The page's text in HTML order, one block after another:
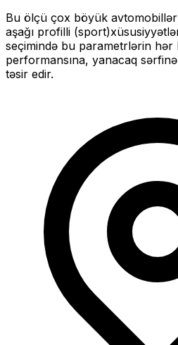
Bu ölçü çox böyük
aşağı profilli (sport)
seçimində bu parametrlərin hər
performansına, yanacaq
təsir edir.